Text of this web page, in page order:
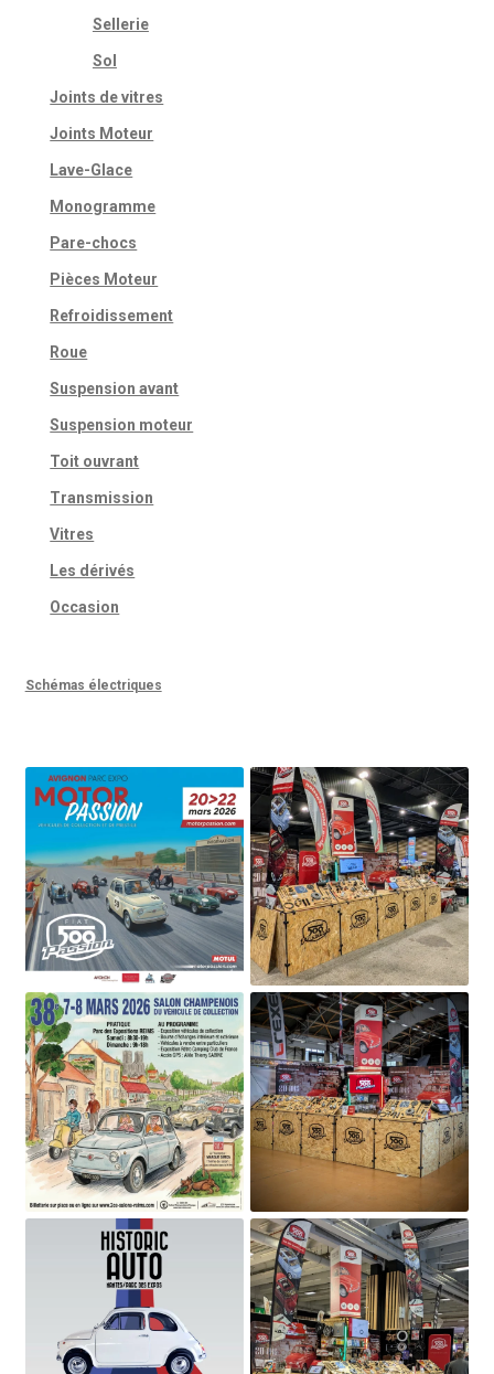
Sellerie
Sol
Joints de vitres
Joints Moteur
Lave-Glace
Monogramme
Pare-chocs
Pièces Moteur
Refroidissement
Roue
Suspension avant
Suspension moteur
Toit ouvrant
Transmission
Vitres
Les dérivés
Occasion
Schémas électriques